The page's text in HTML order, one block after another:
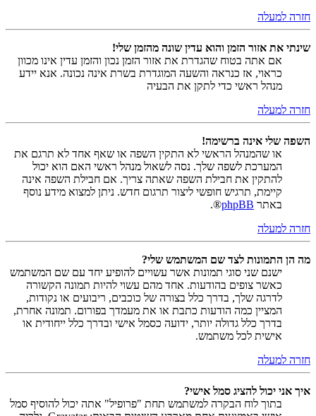
חזרה למעלה
שינתי את אזור הזמן והוא עדין שונה מהזמן שלי!
אם אתה בטוח שהגדרת את אזור הזמן נכון והזמן עדין אינו מכוון
כראוי, אז כנראה והשעה המוגדרת בשרת אינה נכונה. אנא יידע
מנהל ראשי כדי לתקן את הבעיה
חזרה למעלה
השפה שלי אינה ברשימה!
או שהמנהל הראשי לא התקין השפה או שאף אחד לא תרגם את
המערכת לשפה שלך. נסה לשאול מנהל ראשי האם הוא יכול
להתקין את חבילת השפה שאתה צריך. אם חבילת השפה אינה
קיימת, תרגיש חופשי ליצור תרגום חדש. ניתן למצוא מידע נוסף
באתר phpBB
®.
חזרה למעלה
מה הן התמונות לצד שם המשתמש שלי?
ישנם שני סוגי תמונות אשר עשויים להופיע יחד עם שם המשתמש
כאשר צופים בהודעות. אחד מהם עשוי להיות תמונה הקשורה
לדרגה שלך, בדרך כלל בצורה של כוכבים, ריבועים או נקודות,
המציין כמה הודעות כתבת או את מעמדך בפורום. תמונה אחרת,
בדרך כלל גדולה יותר, ידועה כסמל אישי ובדרך כלל ייחודית או
אישית לכל משתמש.
חזרה למעלה
איך אני יכול להציג סמל אישי?
בתוך לוח הבקרה למשתמש תחת "פרופיל" אתה יכול להוסיף סמל